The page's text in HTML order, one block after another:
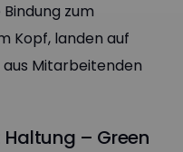
zum
Kopf, landen auf
Mitarbeitenden
– Green